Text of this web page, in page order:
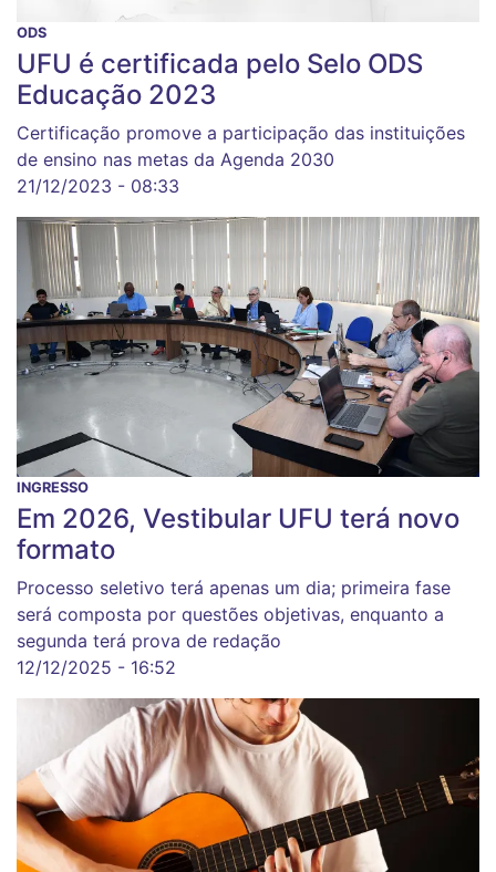
ODS
UFU é certificada pelo Selo ODS
Educação 2023
Certificação promove a participação das instituições
de ensino nas metas da Agenda 2030
21/12/2023 - 08:33
INGRESSO
Em 2026, Vestibular UFU terá novo
formato
Processo seletivo terá apenas um dia; primeira fase
será composta por questões objetivas, enquanto a
segunda terá prova de redação
12/12/2025 - 16:52